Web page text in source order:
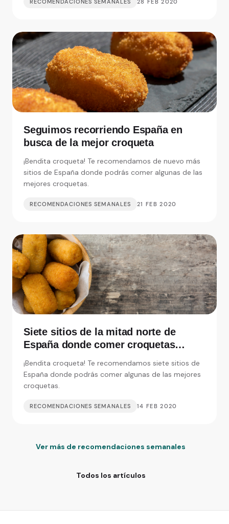
Seguimos recorriendo España en
busca de la mejor croqueta
¡Bendita croqueta! Te recomendamos de nuevo más
sitios de España donde podrás comer algunas de las
mejores croquetas.
RECOMENDACIONES SEMANALES 21 FEB 2020
Siete sitios de la mitad norte de
España donde comer croquetas
inolvidables
¡Bendita croqueta! Te recomendamos siete sitios de
España donde podrás comer algunas de las mejores
croquetas.
RECOMENDACIONES SEMANALES 14 FEB 2020
Ver más de recomendaciones semanales
Todos los artículos